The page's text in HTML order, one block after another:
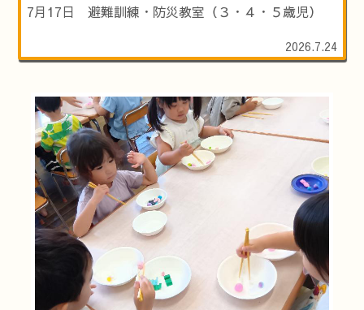
7月17日 避難訓練・防災教室（３・４・５歳児）
2026.7.24